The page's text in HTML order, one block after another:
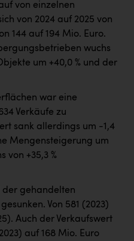
von einzelnen
von 2024 auf 2025 von
144 auf 194 Mio. Euro.
wuchs
um +40,0 % und der
war eine
Verkäufe zu
sank allerdings um -1,4
Mengensteigerung um
von +35,3 %
der gehandelten
Von 581 (2023)
Auch der Verkaufswert
auf 168 Mio. Euro